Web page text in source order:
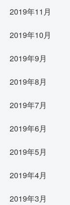
2019年11月
2019年10月
2019年9月
2019年8月
2019年7月
2019年6月
2019年5月
2019年4月
2019年3月